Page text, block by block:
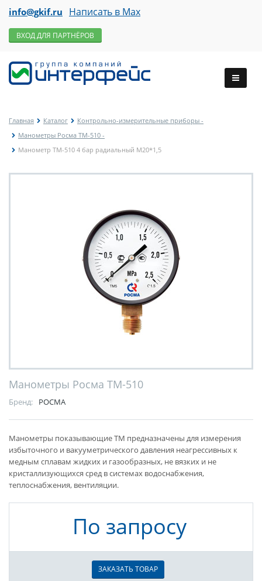
info@gkif.ru Написать в Max
ВХОД ДЛЯ ПАРТНЁРОВ
Главная Каталог
Контрольно-измерительные приборы -
Манометры Росма ТМ-510 -
Манометр ТМ-510 4 бар радиальный М20*1,5
Манометры Росма ТМ-510
Бренд: РОСМА
Манометры показывающие ТМ предназначены для измерения
избыточного и вакууметрического давления неагресcивных к
медным сплавам жидких и газообразных, не вязких и не
кристаллизующихся сред в системах водоснабжения,
теплоснабжения, вентиляции.
По запросу
ЗАКАЗАТЬ ТОВАР